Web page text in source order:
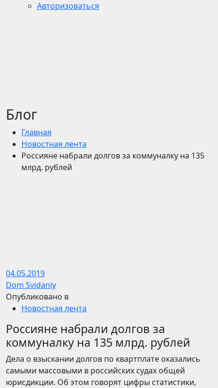
Авторизоваться
Блог
Главная
Новостная лента
Россияне набрали долгов за коммуналку на 135
млрд. рублей
04.05.2019
Dom Svidaniy
Опубликовано в
Новостная лента
Россияне набрали долгов за
коммуналку на 135 млрд. рублей
Дела о взыскании долгов по квартплате оказались
самыми массовыми в российских судах общей
юрисдикции. Об этом говорят цифры статистики,